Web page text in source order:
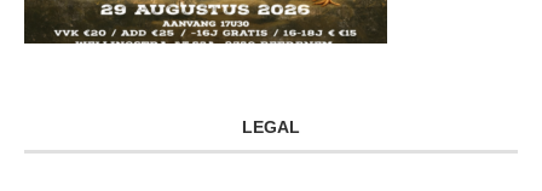
LEGAL